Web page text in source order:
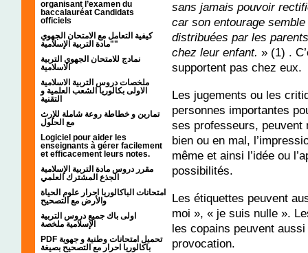
organisant l’examen du
baccalauréat Candidats
officiels
كيفية التعامل مع الامتحان الجهوي
"مادة التربية الإسلامية"
نمادج للامتحان الجهوي التربية
الاسلامية
ملخصات دروس التربية الاسلامية
الاولى بكالوريا الشعب العلمية و
التقنية
تمارين و خطاطة روعة شاملة للإرث
مع الحلول
Logiciel pour aider les
enseignants à gérer facilement
et efficacement leurs notes.
مقرر دروس مادة التربية الإسلامية
الجذع المشترك العلمي
امتحانات الباكالوريا احرار علوم الحياة
والأرض مع التصحيح
اولى باك جميع دروس التربية
الإسلامية ملخصة
PDF تحميل امتحانات وطنية و جهوية
باكالوريا احرار مع التصحيح بصيغة
sans jamais pouvoir
car son entourage
distribuées par les
chez leur enfant. » (1) .
supportent pas chez eux.
Les jugements ou les
personnes importantes
ses professeurs, peuvent
bien ou en mal,
même et ainsi l’idée ou
possibilités.
Les étiquettes peuvent
moi », « je suis nulle ».
les copains peuvent
provocation.